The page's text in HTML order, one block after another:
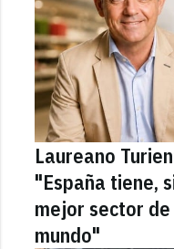
Laureano
"España tiene,
mejor sector
mundo"